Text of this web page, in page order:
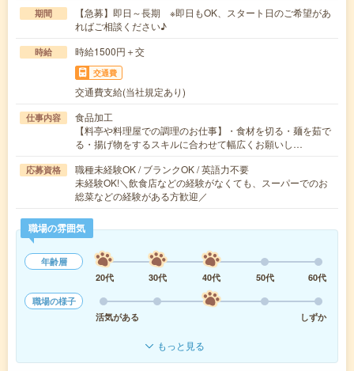
期間
【急募】即日～長期 ※即日もOK、スタート日のご希望があ
ればご相談ください♪
時給 時給1500円＋交
交通費
交通費支給(当社規定あり)
仕事内容
食品加工
【料亭や料理屋での調理のお仕事】・食材を切る・麺を茹で
る・揚げ物をするスキルに合わせて幅広くお願いし…
応募資格
職種未経験OK / ブランクOK / 英語力不要
未経験OK!＼飲食店などの経験がなくても、スーパーでのお
総菜などの経験がある方歓迎／
職場の雰囲気
年齢層
20代
30代 40代 50代
60代
職場の様子
活気がある
しずか
もっと見る